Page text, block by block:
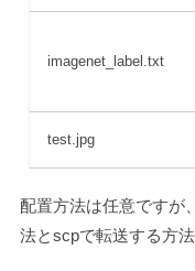
imagenet_label.txt
test.jpg
配置方法は任意ですが
法とscpで転送する方法